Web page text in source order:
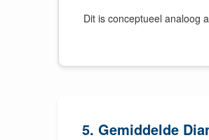
Dit is conceptueel analoog
5. Gemiddelde